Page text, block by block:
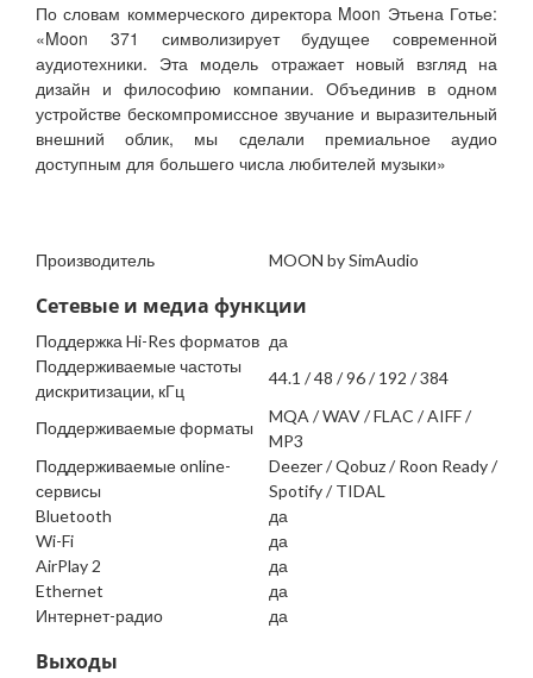
По словам коммерческого директора Moon Этьена Готье:
«Moon 371 символизирует будущее современной
аудиотехники. Эта модель отражает новый взгляд на
дизайн и философию компании. Объединив в одном
устройстве бескомпромиссное звучание и выразительный
внешний облик, мы сделали премиальное аудио
доступным для большего числа любителей музыки»
Производитель MOON by SimAudio
Сетевые и медиа функции
Поддержка Hi-Res форматов да
Поддерживаемые частоты
дискритизации, кГц
44.1 / 48 / 96 / 192 / 384
Поддерживаемые форматы
MQA / WAV / FLAC / AIFF /
MP3
Поддерживаемые online-
сервисы
Deezer / Qobuz / Roon Ready /
Spotify / TIDAL
Bluetooth
да
Wi-Fi
да
AirPlay 2
да
Ethernet
да
Интернет-радио
да
Выходы